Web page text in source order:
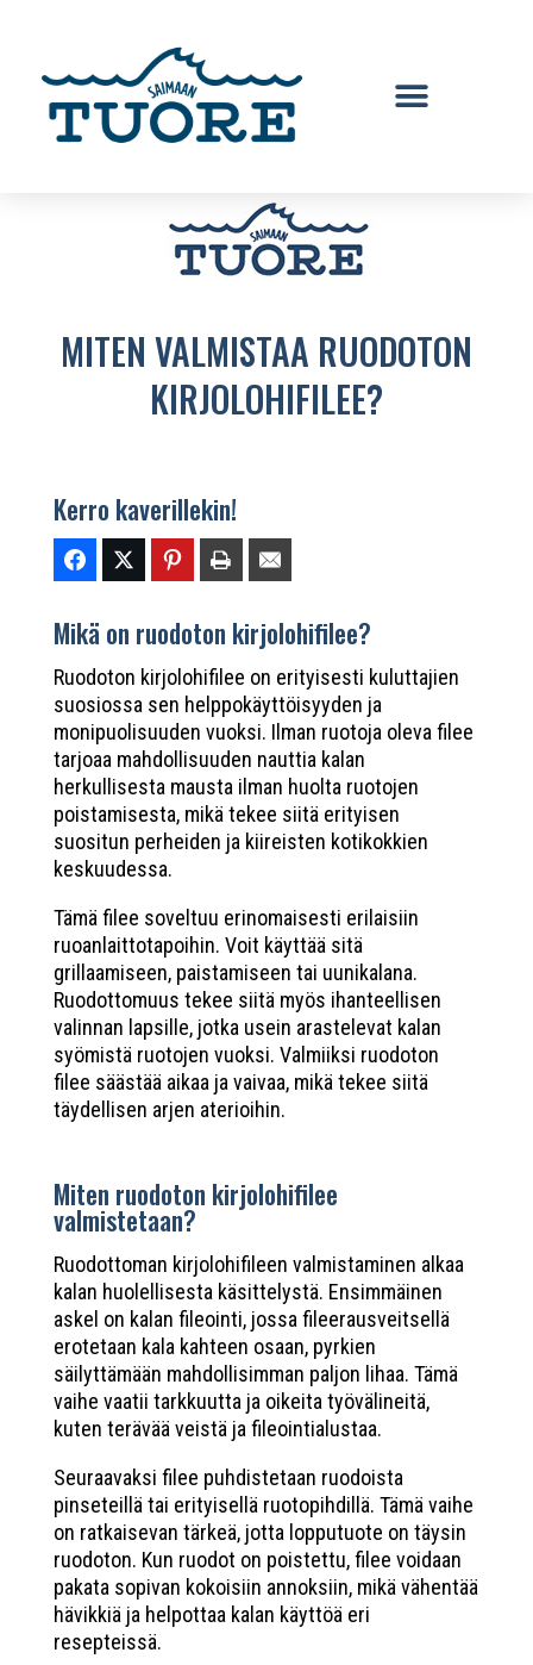
MITEN VALMISTAA RUODOTON
KIRJOLOHIFILEE?
Kerro kaverillekin!
Mikä on ruodoton kirjolohifilee?
Ruodoton kirjolohifilee on erityisesti kuluttajien
suosiossa sen helppokäyttöisyyden ja
monipuolisuuden vuoksi. Ilman ruotoja oleva filee
tarjoaa mahdollisuuden nauttia kalan
herkullisesta mausta ilman huolta ruotojen
poistamisesta, mikä tekee siitä erityisen
suositun perheiden ja kiireisten kotikokkien
keskuudessa.
Tämä filee soveltuu erinomaisesti erilaisiin
ruoanlaittotapoihin. Voit käyttää sitä
grillaamiseen, paistamiseen tai uunikalana.
Ruodottomuus tekee siitä myös ihanteellisen
valinnan lapsille, jotka usein arastelevat kalan
syömistä ruotojen vuoksi. Valmiiksi ruodoton
filee säästää aikaa ja vaivaa, mikä tekee siitä
täydellisen arjen aterioihin.
Miten ruodoton kirjolohifilee
valmistetaan?
Ruodottoman kirjolohifileen valmistaminen alkaa
kalan huolellisesta käsittelystä. Ensimmäinen
askel on kalan fileointi, jossa fileerausveitsellä
erotetaan kala kahteen osaan, pyrkien
säilyttämään mahdollisimman paljon lihaa. Tämä
vaihe vaatii tarkkuutta ja oikeita työvälineitä,
kuten terävää veistä ja fileointialustaa.
Seuraavaksi filee puhdistetaan ruodoista
pinseteillä tai erityisellä ruotopihdillä. Tämä vaihe
on ratkaisevan tärkeä, jotta lopputuote on täysin
ruodoton. Kun ruodot on poistettu, filee voidaan
pakata sopivan kokoisiin annoksiin, mikä vähentää
hävikkiä ja helpottaa kalan käyttöä eri
resepteissä.